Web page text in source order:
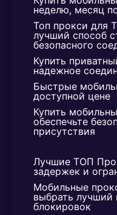
готовы решать
После
пользоваться
чтобы оценить
решение о
неделю, месяц
Топ прокси для
лучший способ
безопасного
Купить
надежное
Быстрые
доступной цене
Купить
обеспечьте
присутствия
Лучшие ТОП
задержек и
Мобильные
выбрать лучший
блокировок